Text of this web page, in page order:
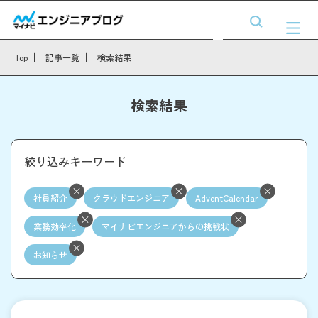
Top 記事一覧 検索結果
検索結果
絞り込みキーワード
社員紹介 クラウドエンジニア AdventCalendar
業務効率化 マイナビエンジニアからの挑戦状
お知らせ